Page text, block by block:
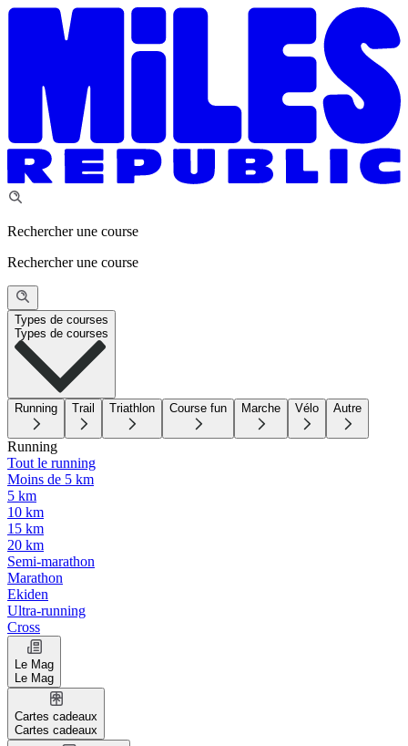
Rechercher une course
Rechercher une course
Types de courses
Types de courses
Running Trail Triathlon Course fun Marche Vélo Autre
Running
Tout le running
Moins de 5 km
5 km
10 km
15 km
20 km
Semi-marathon
Marathon
Ekiden
Ultra-running
Cross
Le Mag
Le Mag
Cartes cadeaux
Cartes cadeaux